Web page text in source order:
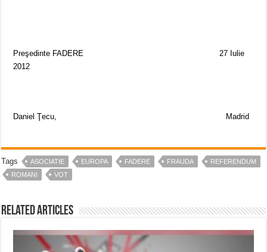
Preşedinte FADERE
27 Iulie
2012
Daniel Ţecu, Madrid
Tags ASOCIATIE EUROPA FADERE FRAUDA
REFERENDUM
ROMANI
VOT
Related Articles